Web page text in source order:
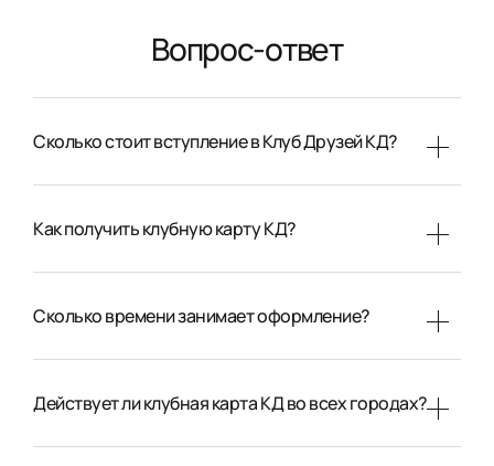
Вопрос-ответ
Сколько стоит вступление в Клуб Друзей КД?
Как получить клубную карту КД?
Сколько времени занимает оформление?
Действует ли клубная карта КД во всех городах?